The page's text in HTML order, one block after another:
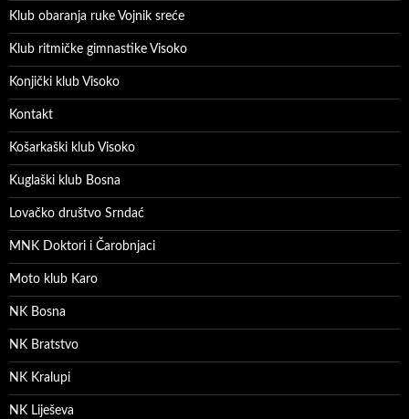
Klub obaranja ruke Vojnik sreće
Klub ritmičke gimnastike Visoko
Konjički klub Visoko
Kontakt
Košarkaški klub Visoko
Kuglaški klub Bosna
Lovačko društvo Srndać
MNK Doktori i Čarobnjaci
Moto klub Karo
NK Bosna
NK Bratstvo
NK Kralupi
NK Liješeva